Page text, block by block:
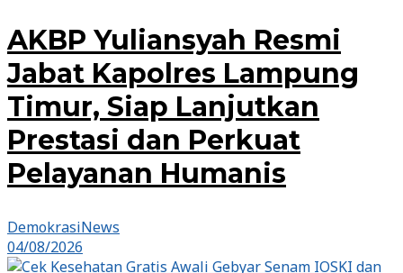
AKBP Yuliansyah Resmi
Jabat Kapolres Lampung
Timur, Siap Lanjutkan
Prestasi dan Perkuat
Pelayanan Humanis
DemokrasiNews
04/08/2026